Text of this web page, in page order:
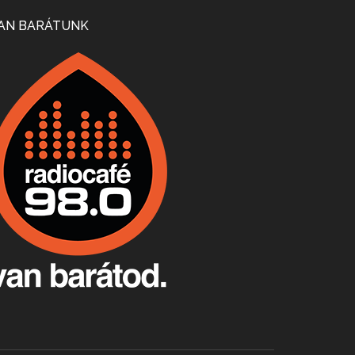
Apr 24, 2026 • 00:38:10
Villány, kékfrankos, Jackfall
Apr 17, 2026 • 00:35:38
Apr 9, 2026 • 00:37:17
BARÁTUNK